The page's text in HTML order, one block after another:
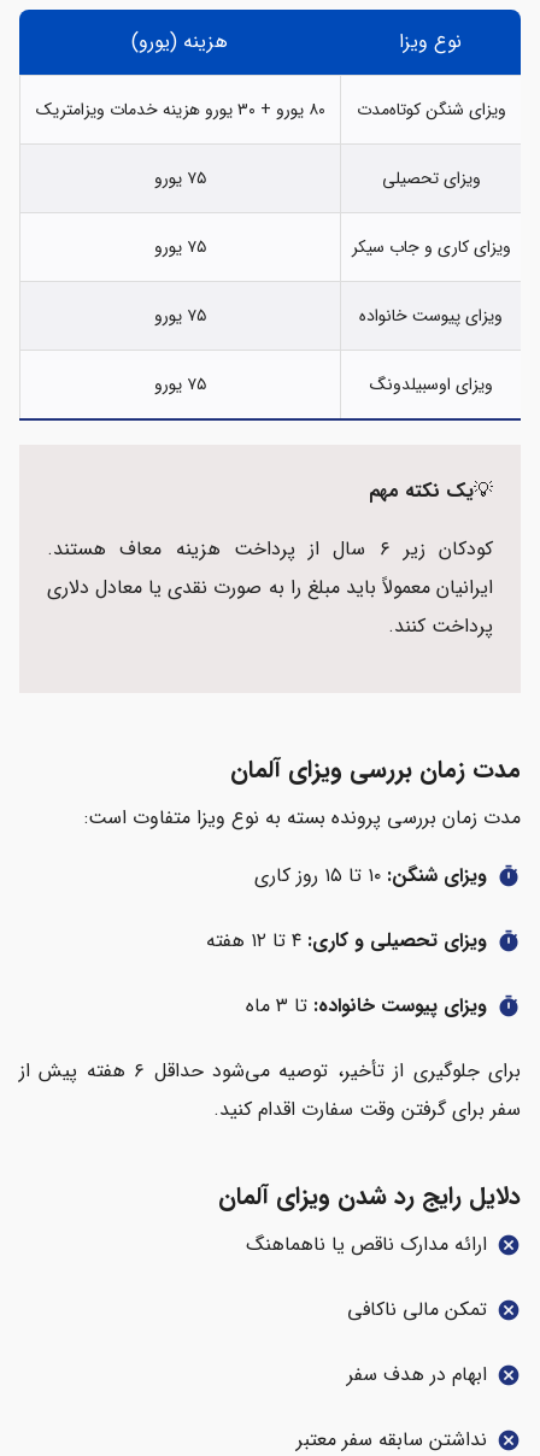
نوع ویزا هزینه (یورو)
ویزای شنگن کوتاه‌مدت ۸۰ یورو + ۳۰ یورو هزینه خدمات ویزامتریک
ویزای تحصیلی ۷۵ یورو
ویزای کاری و جاب سیکر ۷۵ یورو
ویزای پیوست خانواده ۷۵ یورو
ویزای اوسبیلدونگ ۷۵ یورو
💡یک نکته مهم
کودکان زیر ۶ سال از پرداخت هزینه معاف هستند.
ایرانیان معمولاً باید مبلغ را به صورت نقدی یا معادل دلاری
پرداخت کنند.
مدت زمان بررسی ویزای آلمان
مدت زمان بررسی پرونده بسته به نوع ویزا متفاوت است:
timer ویزای شنگن:
timer ویزای تحصیلی و کاری:
timer ویزای پیوست خانواده: تا ۳ ماه
برای جلوگیری از تأخیر، توصیه می‌شود حداقل ۶ هفته پیش از
سفر برای گرفتن وقت سفارت اقدام کنید.
دلایل رایج رد شدن ویزای آلمان
cancel ارائه مدارک ناقص یا ناهماهنگ
cancel تمکن مالی ناکافی
cancel ابهام در هدف سفر
cancel نداشتن سابقه سفر معتبر